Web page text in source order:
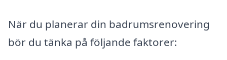
När du planerar din badrumsrenovering
bör du tänka på följande faktorer: